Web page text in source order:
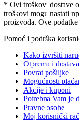
* Ovi troškovi dostave
troškovi mogu nastati
proizvoda. Ove
Pomoć i podrška
Kako izvršiti
Otprema i dostava
Povrat pošiljke
Mogućnosti
Akcije i kuponi
Potrebna Vam je
Pravne osobe
Moj korisnički